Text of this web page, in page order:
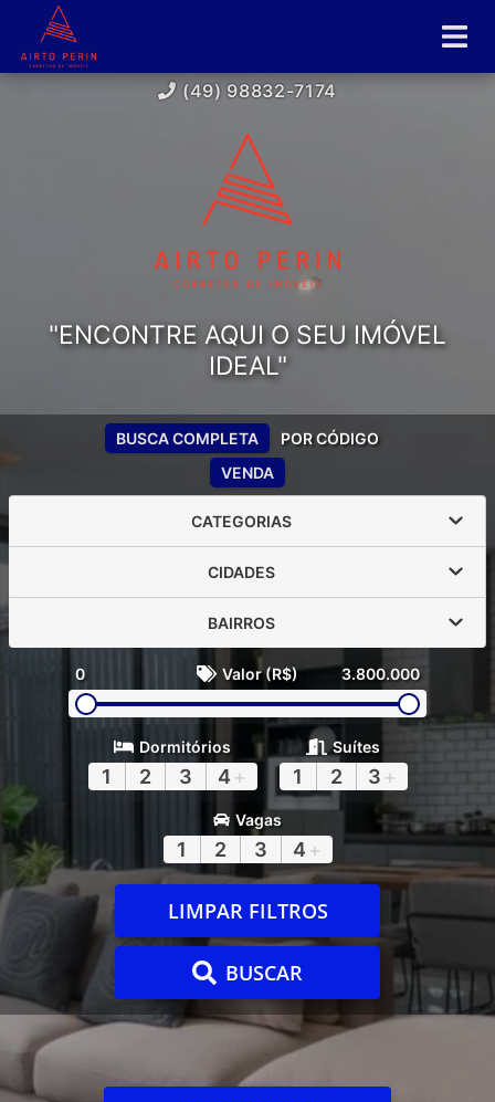
(49) 98832-7174
"ENCONTRE AQUI O SEU IMÓVEL
IDEAL"
VENDA
BUSCA COMPLETA POR CÓDIGO
CATEGORIAS
CIDADES
BAIRROS
0 Valor (R$) 3.800.000
Dormitórios
1 2 3 4 +
Suítes
1 2 3 +
Vagas
1 2 3 4 +
LIMPAR FILTROS
BUSCAR